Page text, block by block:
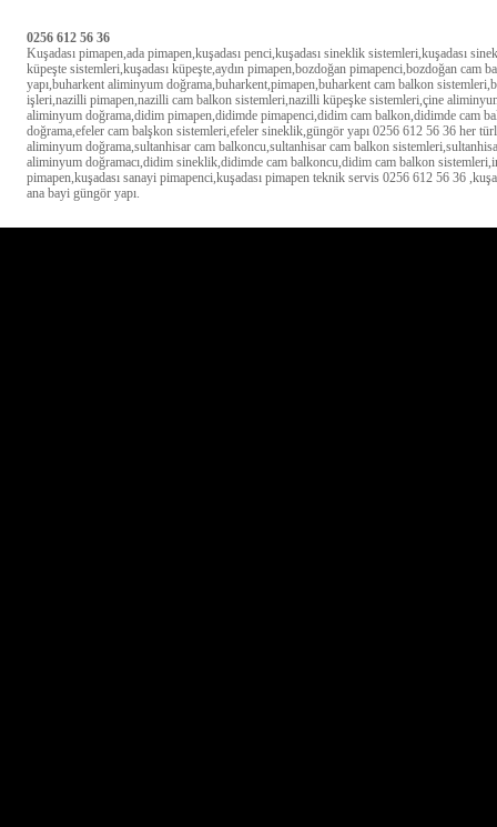
0256 612 56 36
Kuşadası pimapen,ada pimapen,kuşadası penci,kuşadası sineklik sistemleri,kuşadası
küpeşte sistemleri,kuşadası küpeşte,aydın pimapen,bozdoğan pimapenci,bozdoğan
yapı,buharkent aliminyum doğrama,buharkent,pimapen,buharkent cam balkon
işleri,nazilli pimapen,nazilli cam balkon sistemleri,nazilli küpeşke sistemleri,çine
aliminyum doğrama,didim pimapen,didimde pimapenci,didim cam balkon,didimde cam
doğrama,efeler cam balşkon sistemleri,efeler sineklik,güngör yapı 0256 612 56 36 her
aliminyum doğrama,sultanhisar cam balkoncu,sultanhisar cam balkon
aliminyum doğramacı,didim sineklik,didimde cam balkoncu,didim cam balkon
pimapen,kuşadası sanayi pimapenci,kuşadası pimapen teknik servis 0256 612 56 36
ana bayi güngör yapı.